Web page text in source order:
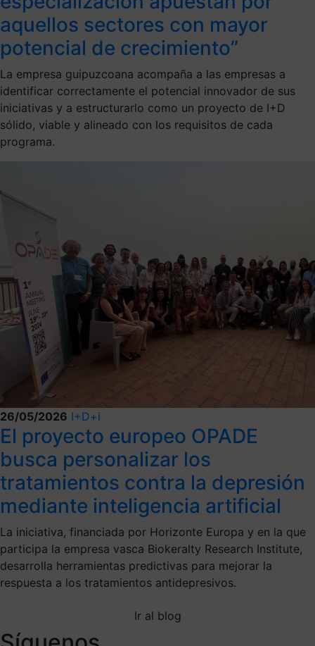
aquellos sectores con mayor
potencial de crecimiento”
La empresa guipuzcoana acompaña a las empresas a
identificar correctamente el potencial innovador de sus
iniciativas y a estructurarlo como un proyecto de I+D
sólido, viable y alineado con los requisitos de cada
programa.
26/05/2026 I+D+i
El proyecto europeo OPADE
busca personalizar los
tratamientos contra la depresión
mediante inteligencia artificial
La iniciativa, financiada por Horizonte Europa y en la que
participa la empresa vasca Biokeralty Research Institute,
desarrolla herramientas predictivas para mejorar la
respuesta a los tratamientos antidepresivos.
Ir al blog